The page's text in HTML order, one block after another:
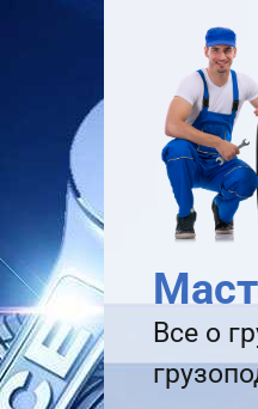
Все о